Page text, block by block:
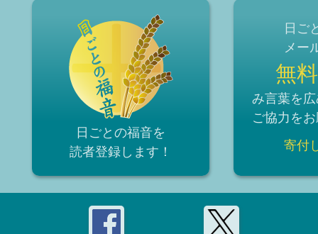
日ごとの福音を
読者登録 します！
日ご
メー
無料
み言葉を
ご協力を
寄付